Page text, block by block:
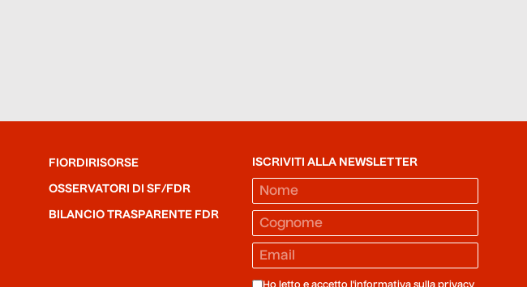
FIORDIRISORSE
OSSERVATORI DI SF/FDR
BILANCIO TRASPARENTE FDR
ISCRIVITI ALLA NEWSLETTER